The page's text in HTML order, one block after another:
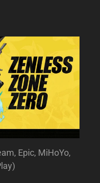
Epic, MiHoYo,